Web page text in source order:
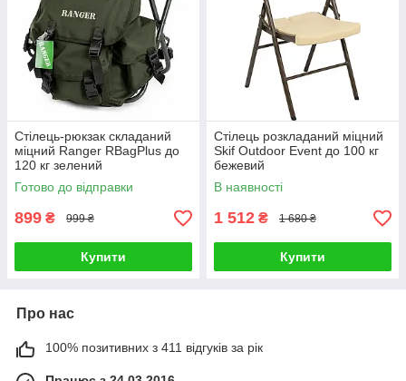
Стілець-рюкзак складаний
міцний Ranger RBagPlus до
120 кг зелений
Готово до відправки
899 ₴ 999 ₴
Купити
Стілець розкладаний міцний
Skif Outdoor Event до 100 кг
бежевий
В наявності
1 512 ₴ 1 680 ₴
Купити
Про нас
100% позитивних з 411 відгуків за рік